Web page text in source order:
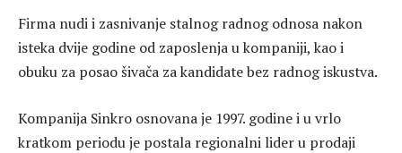
Firma nudi i zasnivanje stalnog radnog odnosa nakon
isteka dvije godine od zaposlenja u kompaniji, kao i
obuku za posao šivača za kandidate bez radnog iskustva.
Kompanija Sinkro osnovana je 1997. godine i u vrlo
kratkom periodu je postala regionalni lider u prodaji